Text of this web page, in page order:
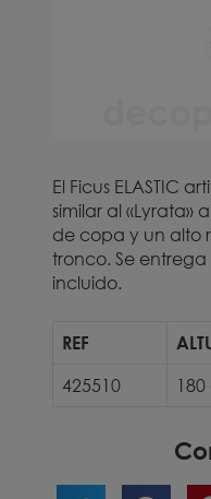
El Ficus ELASTIC
similar al «Lyrata»
de copa y un alto
tronco. Se
incluido.
REF
425510